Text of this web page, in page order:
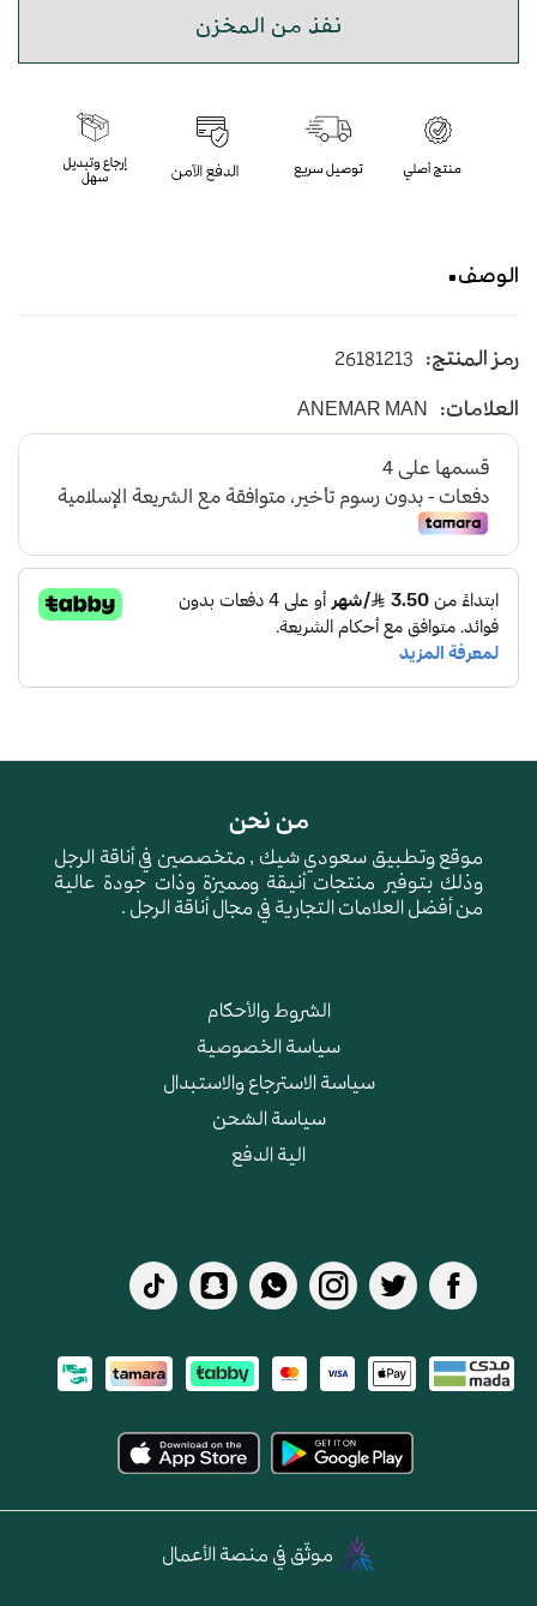
نفذ من المخزن
الوصف
مضمونة لمدة عام
رمز المنتج: 26181213
العلامات: ANEMAR MAN
من نحن
موقع وتطبيق سعودي شيك , متخصصين في أناقة الرجل
وذلك بتوفير منتجات أنيقة ومميزة وذات جودة عالية
من أفضل العلامات التجارية في مجال أناقة الرجل .
الشروط والأحكام
سياسة الخصوصية
سياسة الاسترجاع والاستبدال
سياسة الشحن
الية الدفع
موثّق في منصة الأعمال